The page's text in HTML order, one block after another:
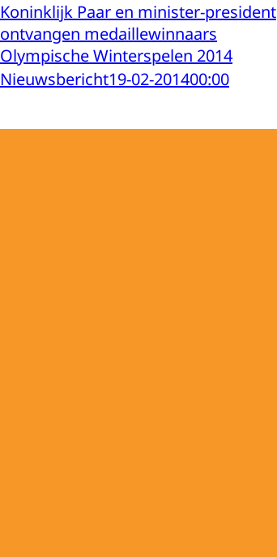
Koninklijk Paar en minister-president
ontvangen medaillewinnaars
Olympische Winterspelen 2014
Nieuwsbericht19-02-201400:00